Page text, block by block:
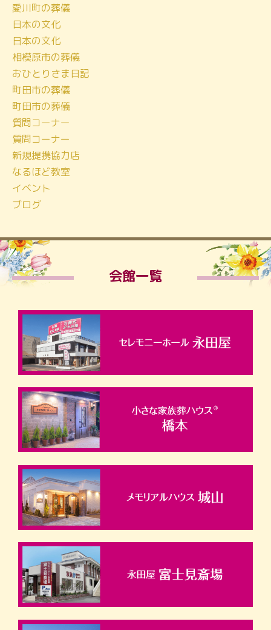
ブ
愛川町の葬儀
日本の文化
日本の文化
相模原市の葬儀
おひとりさま日記
町田市の葬儀
町田市の葬儀
質問コーナー
質問コーナー
新規提携協力店
なるほど教室
イベント
ブログ
会館一覧